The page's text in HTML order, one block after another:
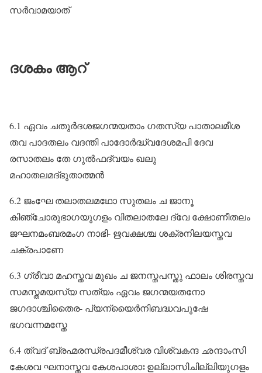
സർവാമയാത്‌
ദശകം ആറ്
6.1 ഏവം ചതുർദശജഗന്മയതാം ഗതസ്യ പാതാലമീശ
തവ പാദതലം വദന്തി പാദോർദ്ധ്വദേശമപി ദേവ
രസാതലം തേ ഗുൽഫദ്വയം ഖലു
മഹാതലമദ്ഭുതാത്മൻ
6.2 ജംഘേ തലാതലമഥോ സുതലം ച ജാനൂ
കിഞ്ചോരുഭാഗയുഗളം വിതലാതലേ ദ്വേ ക്ഷോണീതലം
ജഘനമംബരമംഗ നാഭി- ഋവക്ഷശ്ച ശക്രനിലയസ്തവ
ചക്രപാണേ
6.3 ഗ്രീവാ മഹസ്തവ മുഖം ച ജനസ്തപസ്തു ഫാലം ശിരസ്തവ
സമസ്തമയസ്യ സത്യം ഏവം ജഗന്മയതനോ
ജഗദാശ്ചിതൈര- പ്യന്യൈർനിബദ്ധവപുഷേ
ഭഗവന്നമസ്തേ
6.4 ത്വദ്‌ ബ്രഹ്മരന്ധ്രപദമീശ്വര വിശ്വകന്ദ ഛന്ദാംസി
കേശവ ഘനാസ്തവ കേശപാശാഃ ഉല്ലാസിചില്ലിയുഗളം